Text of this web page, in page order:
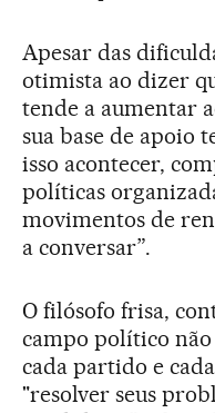
Apesar das
otimista ao dizer
tende a aumentar
sua base de apoio
isso acontecer,
políticas
movimentos de
a conversar”.
O filósofo frisa,
campo político
cada partido e
"resolver seus